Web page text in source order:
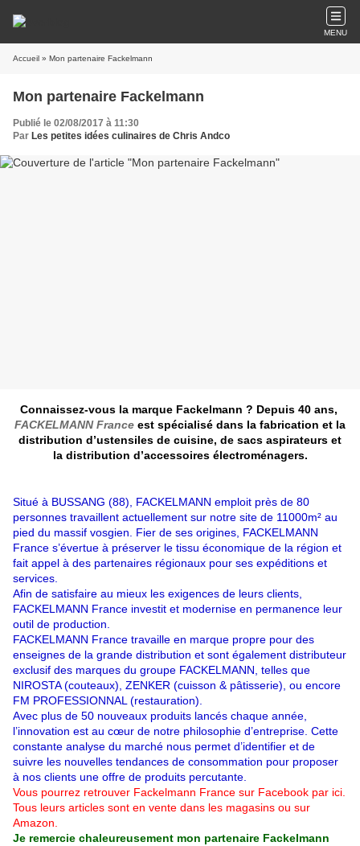
MENU
Accueil » Mon partenaire Fackelmann
Mon partenaire Fackelmann
Publié le 02/08/2017 à 11:30
Par Les petites idées culinaires de Chris Andco
Connaissez-vous la marque Fackelmann ? Depuis 40 ans,
FACKELMANN France est spécialisé dans la fabrication et la
distribution d’ustensiles de cuisine, de sacs aspirateurs et
la distribution d’accessoires électroménagers.
Situé à BUSSANG (88), FACKELMANN emploit près de 80
personnes travaillent actuellement sur notre site de 11000m² au
pied du massif vosgien. Fier de ses origines, FACKELMANN
France s’évertue à préserver le tissu économique de la région et
fait appel à des partenaires régionaux pour ses expéditions et
services.
Afin de satisfaire au mieux les exigences de leurs clients,
FACKELMANN France investit et modernise en permanence leur
outil de production.
FACKELMANN France travaille en marque propre pour des
enseignes de la grande distribution et sont également distributeur
exclusif des marques du groupe FACKELMANN, telles que
NIROSTA (couteaux), ZENKER (cuisson & pâtisserie), ou encore
FM PROFESSIONNAL (restauration).
Avec plus de 50 nouveaux produits lancés chaque année,
l’innovation est au cœur de notre philosophie d’entreprise. Cette
constante analyse du marché nous permet d’identifier et de
suivre les nouvelles tendances de consommation pour proposer
à nos clients une offre de produits percutante.
Vous pourrez retrouver Fackelmann France sur Facebook par ici.
Tous leurs articles sont en vente dans les magasins ou sur
Amazon.
Je remercie chaleureusement mon partenaire Fackelmann